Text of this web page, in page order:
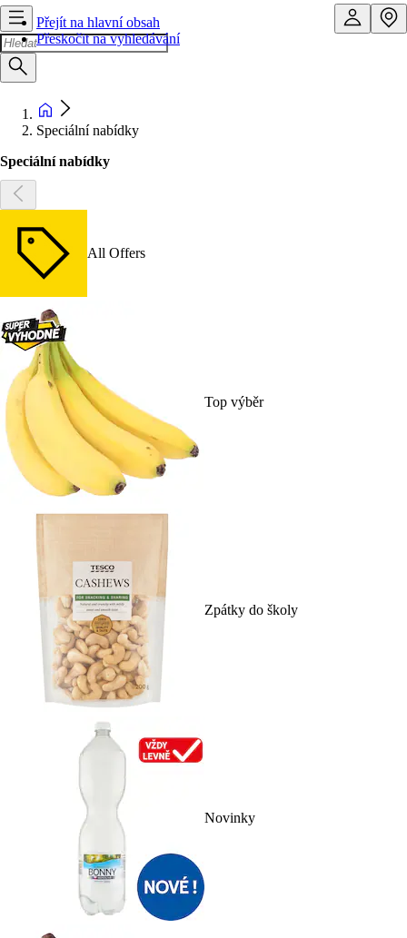
Přejít na hlavní obsah
Přeskočit na vyhledávání
Speciální nabídky
Speciální nabídky
All Offers
Top výběr
Zpátky do školy
Novinky